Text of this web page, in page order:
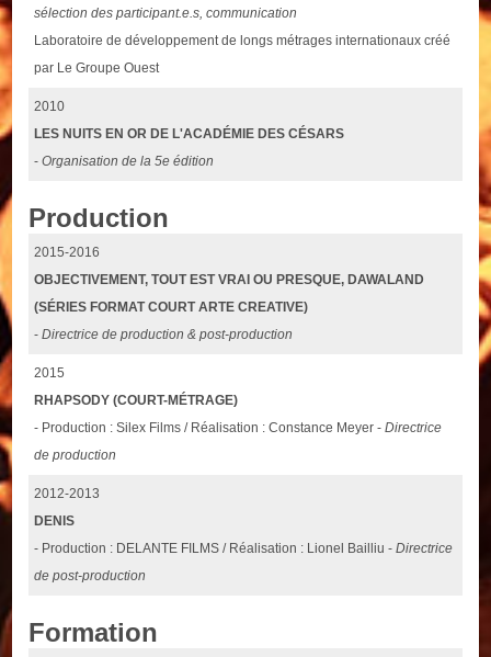
sélection des participant.e.s, communication
Laboratoire de développement de longs métrages internationaux créé
par Le Groupe Ouest
2010
LES NUITS EN OR DE L'ACADÉMIE DES CÉSARS
-Organisation de la 5e édition
Production
2015-2016
OBJECTIVEMENT, TOUT EST VRAI OU PRESQUE, DAWALAND
(SÉRIES FORMAT COURT ARTE CREATIVE)
-Directrice de production & post-production
2015
RHAPSODY (COURT-MÉTRAGE)
- Production : Silex Films / Réalisation : Constance Meyer -Directrice
de production
2012-2013
DENIS
- Production : DELANTE FILMS / Réalisation : Lionel Bailliu -Directrice
de post-production
Formation